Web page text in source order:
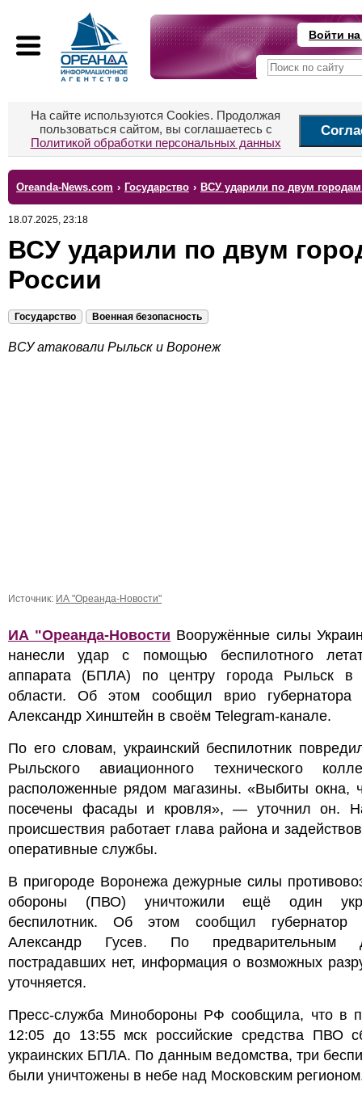
Войти
На сайте используются Cookies. Продолжая
пользоваться сайтом, вы соглашаетесь с
Политикой обработки персональных данных
Oreanda-News.com › Государство › ВСУ ударили по двум
18.07.2025, 23:18
ВСУ ударили по двум
России
Государство Военная безопасность
ВСУ атаковали Рыльск и Воронеж
Источник: ИА "Ореанда-Новости"
ИА "Ореанда-Новости Вооружённые силы
нанесли удар с помощью беспилотного
аппарата (БПЛА) по центру города Рыльск в
области. Об этом сообщил врио губернатора
Александр Хинштейн в своём Telegram-канале.
По его словам, украинский беспилотник
Рыльского авиационного технического
расположенные рядом магазины. «Выбиты окна,
посечены фасады и кровля», — уточнил он.
происшествия работает глава района и
оперативные службы.
В пригороде Воронежа дежурные силы
обороны (ПВО) уничтожили ещё один
беспилотник. Об этом сообщил губернатор
Александр Гусев. По предварительным
пострадавших нет, информация о возможных
уточняется.
Пресс-служба Минобороны РФ сообщила, что в
12:05 до 13:55 мск российские средства ПВО
украинских БПЛА. По данным ведомства, три
были уничтожены в небе над Московским